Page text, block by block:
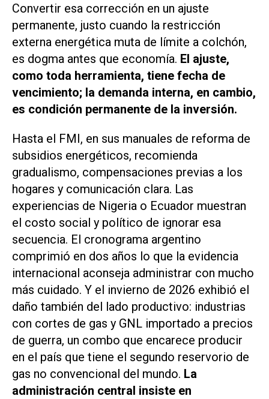
Convertir esa corrección en un ajuste
permanente, justo cuando la restricción
externa energética muta de límite a colchón,
es dogma antes que economía. El ajuste,
como toda herramienta, tiene fecha de
vencimiento; la demanda interna, en cambio,
es condición permanente de la inversión.
Hasta el FMI, en sus manuales de reforma de
subsidios energéticos, recomienda
gradualismo, compensaciones previas a los
hogares y comunicación clara. Las
experiencias de Nigeria o Ecuador muestran
el costo social y político de ignorar esa
secuencia. El cronograma argentino
comprimió en dos años lo que la evidencia
internacional aconseja administrar con mucho
más cuidado. Y el invierno de 2026 exhibió el
daño también del lado productivo: industrias
con cortes de gas y GNL importado a precios
de guerra, un combo que encarece producir
en el país que tiene el segundo reservorio de
gas no convencional del mundo. La
administración central insiste en